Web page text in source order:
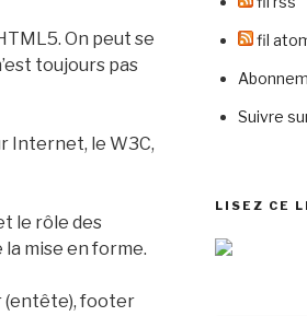
On peut se
toujours pas
Internet, le W3C,
le rôle des
mise en forme.
(entête), footer
fil
Suivre
LISEZ CE